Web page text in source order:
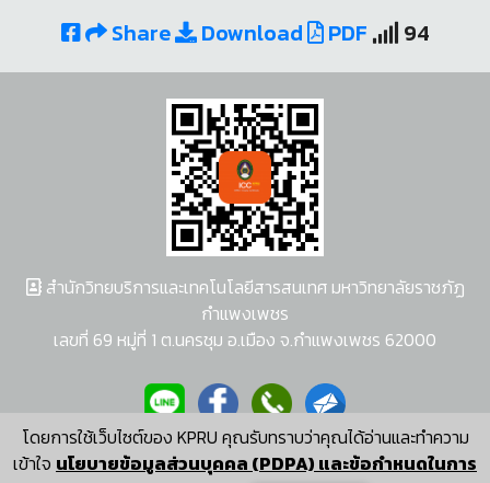
Share Download PDF 94
โดยการใช้เว็บไซต์ของ KPRU คุณรับทราบว่าคุณได้อ่านและทำความ
เข้าใจ นโยบายข้อมูลส่วนบุคคล (PDPA) และข้อกำหนดในการ
สำนักวิทยบริการและเทคโนโลยีสารสนเทศ มหาวิทยาลัยราชภัฏ
กำแพงเพชร
เลขที่ 69 หมู่ที่ 1 ต.นครชุม อ.เมือง จ.กำแพงเพชร 62000
ผู้พัฒนาระบบ อนุชา พวงผกา